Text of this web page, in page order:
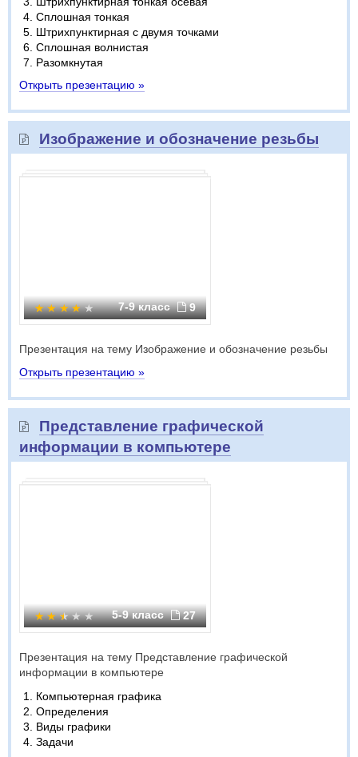
Сплошная тонкая
Штрихпунктирная с двумя точками
Сплошная волнистая
Разомкнутая
Открыть презентацию »
Изображение и обозначение резьбы
7-9 класс 9
Презентация на тему Изображение и обозначение резьбы
Открыть презентацию »
Представление графической
информации в компьютере
5-9 класс 27
Презентация на тему Представление графической
информации в компьютере
Компьютерная графика
Определения
Виды графики
Задачи